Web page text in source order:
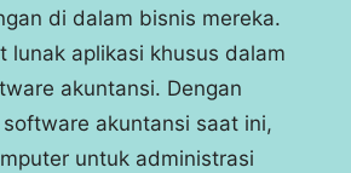
di dalam bisnis mereka.
lunak aplikasi khusus dalam
akuntansi. Dengan
akuntansi saat ini,
untuk administrasi